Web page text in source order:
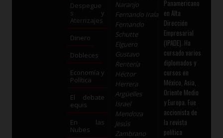
Despegue
s y
Aterrizajes
Dinero
Dobleces
Economía y
Política
El debate
equis
En las
Nubes
Naranjo
Fernando Irala
Fernando
Schutte
Elguero
Gustavo
Rentería
Héctor
Herrera
Argüelles
Israel
Mendoza
Jesús
Zambrano
Panamericano
en Alta
Dirección
Empresarial
(IPADE). Ha
cursado varios
diplomados y
cursos en
México, Asia,
Oriente Medio
y Europa. Fue
accionista de
la revista
política